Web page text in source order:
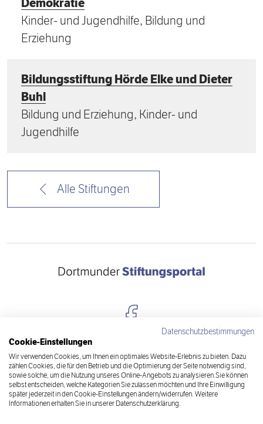
Demokratie
Kinder- und Jugendhilfe, Bildung und
Erziehung
Bildungsstiftung Hörde Elke und Dieter
Buhl
Bildung und Erziehung, Kinder- und
Jugendhilfe
Alle Stiftungen
Datenschutz
Impressum
Datenschutzbestimmungen
Cookie-Einstellungen
Wir verwenden Cookies, um Ihnen ein optimales Website-Erlebnis zu bieten. Dazu
zählen Cookies, die für den Betrieb und die Optimierung der Seite notwendig sind,
sowie solche, um die Nutzung unseres Online-Angebots zu analysieren.Sie können
selbst entscheiden, welche Kategorien Sie zulassen möchten und Ihre Einwilligung
später jederzeit in den Cookie-Einstellungen ändern/widerrufen. Weitere
Informationen erhalten Sie in unserer Datenschutzerklärung.